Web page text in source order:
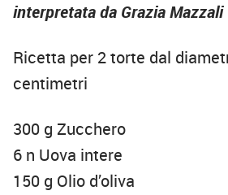
interpretata da Grazia Mazzali
Ricetta per 2 torte dal
centimetri
300 g Zucchero
6 n Uova intere
150 g Olio d’oliva